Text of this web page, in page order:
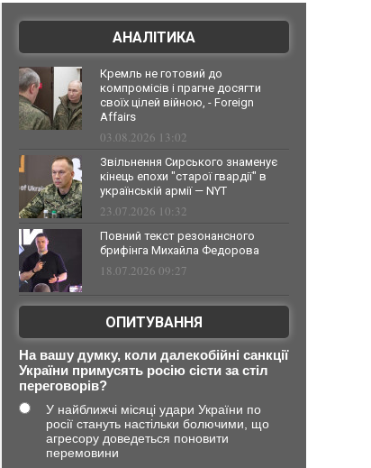
АНАЛІТИКА
Кремль не готовий до
компромісів і прагне досягти
своїх цілей війною, - Foreign
Affairs
03.08.2026 13:02
Звільнення Сирського знаменує
кінець епохи "старої гвардії" в
українській армії — NYT
23.07.2026 10:32
Повний текст резонансного
брифінга Михайла Федорова
18.07.2026 09:27
ОПИТУВАННЯ
На вашу думку, коли далекобійні санкції
України примусять росію сісти за стіл
переговорів?
У найближчі місяці удари України по
росії стануть настільки болючими, що
агресору доведеться поновити
перемовини